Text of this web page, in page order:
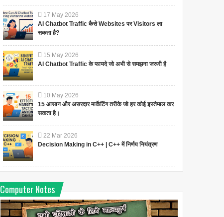
17 May 2026
AI Chatbot Traffic कैसे Websites पर Visitors ला
सकता है?
15 May 2026
AI Chatbot Traffic के फायदे जो अभी से समझना जरूरी है
10 May 2026
15 आसान और असरदार मार्केटिंग तरीके जो हर कोई इस्तेमाल कर
सकता है।
22 Mar 2026
Decision Making in C++ | C++ में निर्णय नियंत्रण
Computer Notes